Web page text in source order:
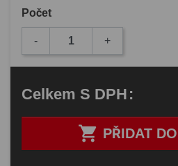
Počet
- +
 PŘIDAT
Celkem S DPH: